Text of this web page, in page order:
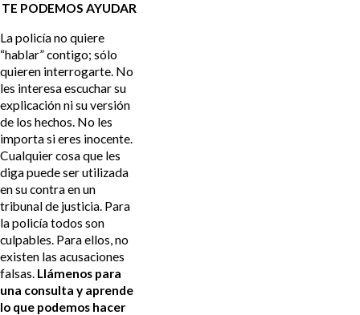
TE PODEMOS AYUDAR
La policía no quiere
“hablar” contigo; sólo
quieren interrogarte. No
les interesa escuchar su
explicación ni su versión
de los hechos. No les
importa si eres inocente.
Cualquier cosa que les
diga puede ser utilizada
en su contra en un
tribunal de justicia. Para
la policía todos son
culpables. Para ellos, no
existen las acusaciones
falsas. Llámenos para
una consulta y aprende
lo que podemos hacer